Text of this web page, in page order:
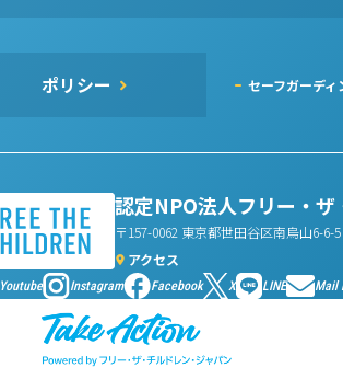
ポリシー セーフガーディ
認定NPO法人フリー・
〒157-0062 東京都世田谷区南烏山6-6-5
アクセス
Youtube Instagram Facebook X LINE Mail